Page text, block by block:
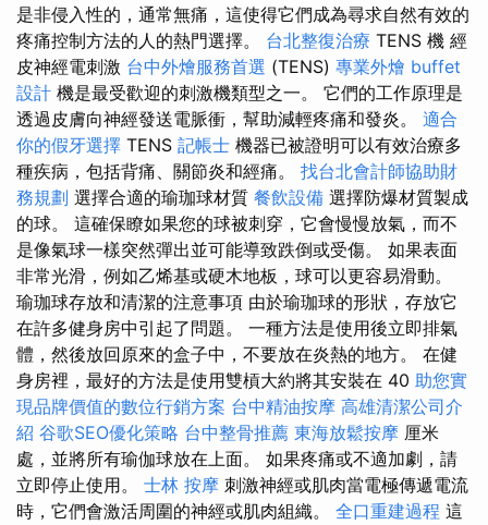
是非侵入性的，通常無痛，這使得它們成為尋求自然有效的
疼痛控制方法的人的熱門選擇。 台北整復治療 TENS 機 經
皮神經電刺激 台中外燴服務首選 (TENS) 專業外燴 buffet
設計 機是最受歡迎的刺激機類型之一。 它們的工作原理是
透過皮膚向神經發送電脈衝，幫助減輕疼痛和發炎。 適合
你的假牙選擇 TENS 記帳士 機器已被證明可以有效治療多
種疾病，包括背痛、關節炎和經痛。 找台北會計師協助財
務規劃 選擇合適的瑜珈球材質 餐飲設備 選擇防爆材質製成
的球。 這確保瞭如果您的球被刺穿，它會慢慢放氣，而不
是像氣球一樣突然彈出並可能導致跌倒或受傷。 如果表面
非常光滑，例如乙烯基或硬木地板，球可以更容易滑動。
瑜珈球存放和清潔的注意事項 由於瑜珈球的形狀，存放它
在許多健身房中引起了問題。 一種方法是使用後立即排氣
體，然後放回原來的盒子中，不要放在炎熱的地方。 在健
身房裡，最好的方法是使用雙槓大約將其安裝在 40 助您實
現品牌價值的數位行銷方案 台中精油按摩 高雄清潔公司介
紹 谷歌SEO優化策略 台中整骨推薦 東海放鬆按摩 厘米
處，並將所有瑜伽球放在上面。 如果疼痛或不適加劇，請
立即停止使用。 士林 按摩 刺激神經或肌肉當電極傳遞電流
時，它們會激活周圍的神經或肌肉組織。 全口重建過程 這